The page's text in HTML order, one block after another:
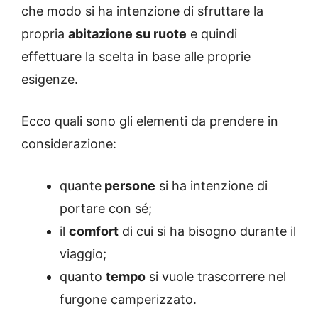
che modo si ha intenzione di sfruttare la
propria abitazione su ruote e quindi
effettuare la scelta in base alle proprie
esigenze.
Ecco quali sono gli elementi da prendere in
considerazione:
quante persone si ha intenzione di
portare con sé;
il comfort di cui si ha bisogno durante il
viaggio;
quanto tempo si vuole trascorrere nel
furgone camperizzato.